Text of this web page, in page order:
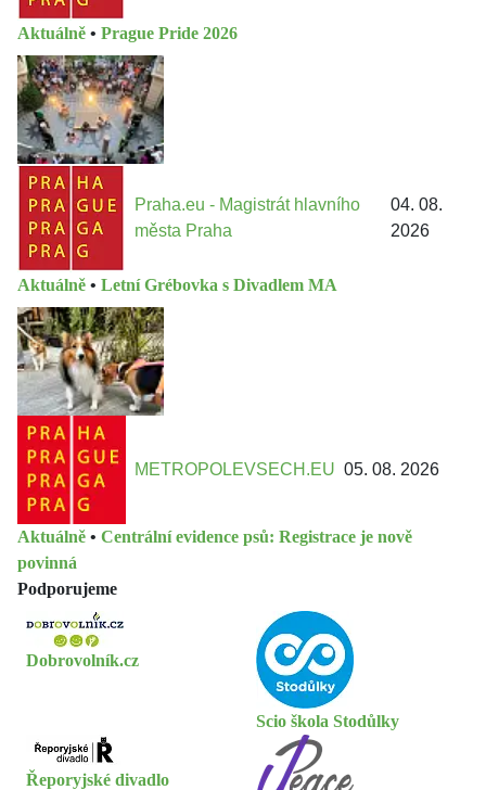
Aktuálně • Prague Pride 2026
Praha.eu - Magistrát hlavního
města Praha
04. 08.
2026
Aktuálně • Letní Grébovka s Divadlem MA
METROPOLEVSECH.EU 05. 08. 2026
Aktuálně • Centrální evidence psů: Registrace je nově
povinná
Podporujeme
Dobrovolník.cz
Scio škola Stodůlky
Řeporyjské divadlo